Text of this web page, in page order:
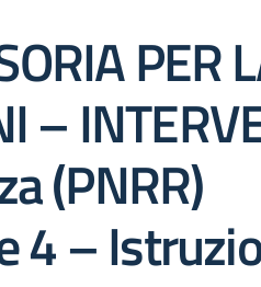
PER
–
(PNRR)
4 –